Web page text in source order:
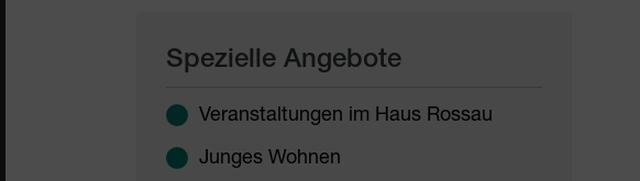
Spezielle Angebote
Veranstaltungen im Haus Rossau
Junges Wohnen